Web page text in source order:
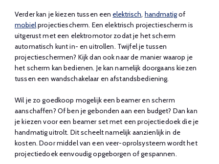
Verder kan je kiezen tussen een elektrisch, handmatigof
mobielprojectiescherm. Een elektrisch projectiescherm is
uitgerust met een elektromotor zodat je het scherm
automatisch kunt in- en uitrollen. Twijfel je tussen
projectieschermen? Kijk dan ook naar de manier waarop je
het scherm kan bedienen. Je kan namelijk doorgaans kiezen
tussen een wandschakelaar en afstandsbediening.
Wil je zo goedkoop mogelijk een beamer en scherm
aanschaffen? Of ben je gebonden aan een budget? Dan kan
je kiezen voor een beamer set met een projectiedoek die je
handmatig uitrolt. Dit scheelt namelijk aanzienlijk in de
kosten. Door middel van een veer-oprolsysteem wordt het
projectiedoek eenvoudig opgeborgen of gespannen.